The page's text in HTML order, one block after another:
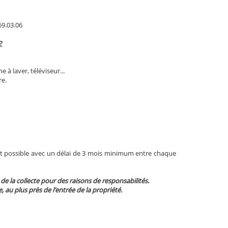
à laver, téléviseur...
avec un délai de 3 mois minimum entre chaque
la collecte pour des raisons de responsabilités.
au plus près de l'entrée de la propriété.